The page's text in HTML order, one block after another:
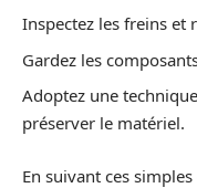
Inspectez les freins et
Gardez les
Adoptez une
préserver le matériel.
En suivant ces